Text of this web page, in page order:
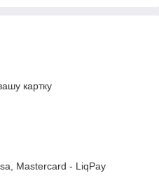
картку
Mastercard - LiqPay